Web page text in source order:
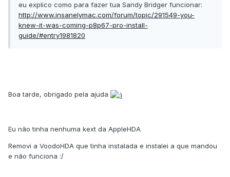
eu explico como para fazer tua Sandy Bridger funcionar:
http://www.insanelymac.com/forum/topic/291549-you-
knew-it-was-coming-p8p67-pro-install-
guide/#entry1981820
Boa tarde, obrigado pela ajuda
Eu não tinha nenhuma kext da AppleHDA
Removi a VoodoHDA que tinha instalada e instalei a que mandou
e não funciona :/